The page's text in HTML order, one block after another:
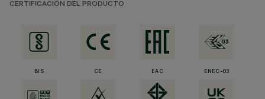
CERTIFICACIÓN DEL PRODUCTO
BIS CE EAC ENEC-03